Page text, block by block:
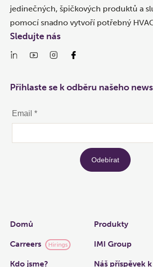
jedinečných, špičkových produktů a
pomocí snadno vytvoří potřebný
Links
Domů Produkty
Carreers Hirings IMI Group
Kdo jsme? Náš příspěvek
Sledujte nás
Přihlaste se k odběru našeho